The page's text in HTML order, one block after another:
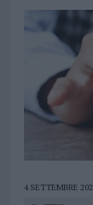
4 SETTEMBRE